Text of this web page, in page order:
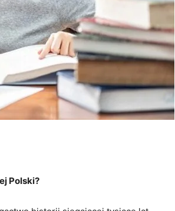
Polski?